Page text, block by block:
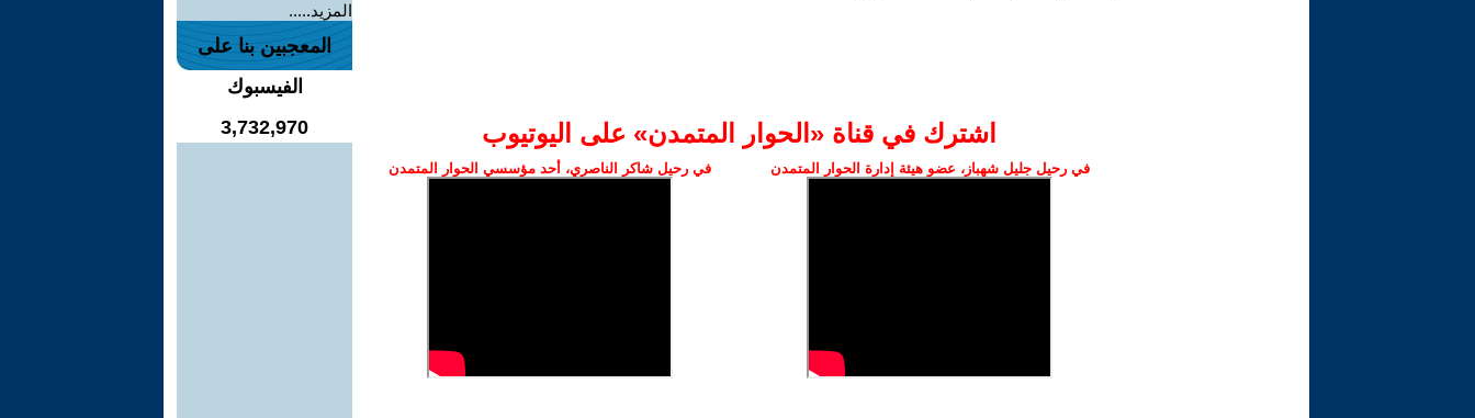
اشترك في قناة ‫«الحوار المتمدن» على اليوتيوب
في رحيل جليل شهباز، عضو هيئة إدارة الحوار المتمدن في رحيل شاكر الناصري، أحد مؤسسي الحوار المتمدن
المزيد.....
المعجبين بنا على
الفيسبوك
3,732,970